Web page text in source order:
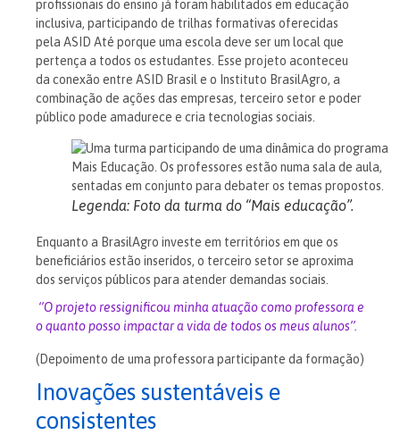
profissionais do ensino já foram habilitados em educação
inclusiva, participando de trilhas formativas oferecidas
pela ASID Até porque uma escola deve ser um local que
pertença a todos os estudantes. Esse projeto aconteceu
da conexão entre ASID Brasil e o Instituto BrasilAgro, a
combinação de ações das empresas, terceiro setor e poder
público pode amadurece e cria tecnologias sociais.
Legenda: Foto da turma do “Mais educação”.
Enquanto a BrasilAgro investe em territórios em que os
beneficiários estão inseridos, o terceiro setor se aproxima
dos serviços públicos para atender demandas sociais.
‘’O projeto ressignificou minha atuação como professora e
o quanto posso impactar a vida de todos os meus alunos’’.
(Depoimento de uma professora participante da formação)
Inovações sustentáveis e
consistentes